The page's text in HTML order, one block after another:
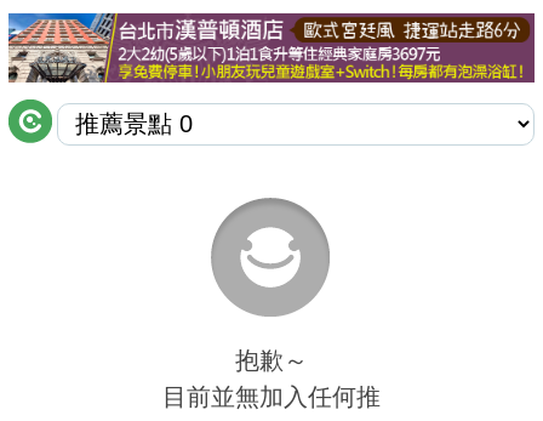
討論區
聯絡我們
抱歉～
目前並無加入任何推